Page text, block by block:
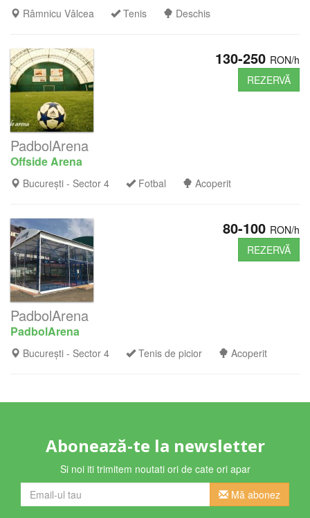
Râmnicu Vâlcea Tenis Deschis
130-250 RON/h
REZERVĂ
PadbolArena
Offside Arena
București - Sector 4 Fotbal Acoperit
80-100 RON/h
REZERVĂ
PadbolArena
PadbolArena
București - Sector 4 Tenis de picior Acoperit
Abonează-te la newsletter
Si noi iti trimitem noutati ori de cate ori apar
Mă abonez